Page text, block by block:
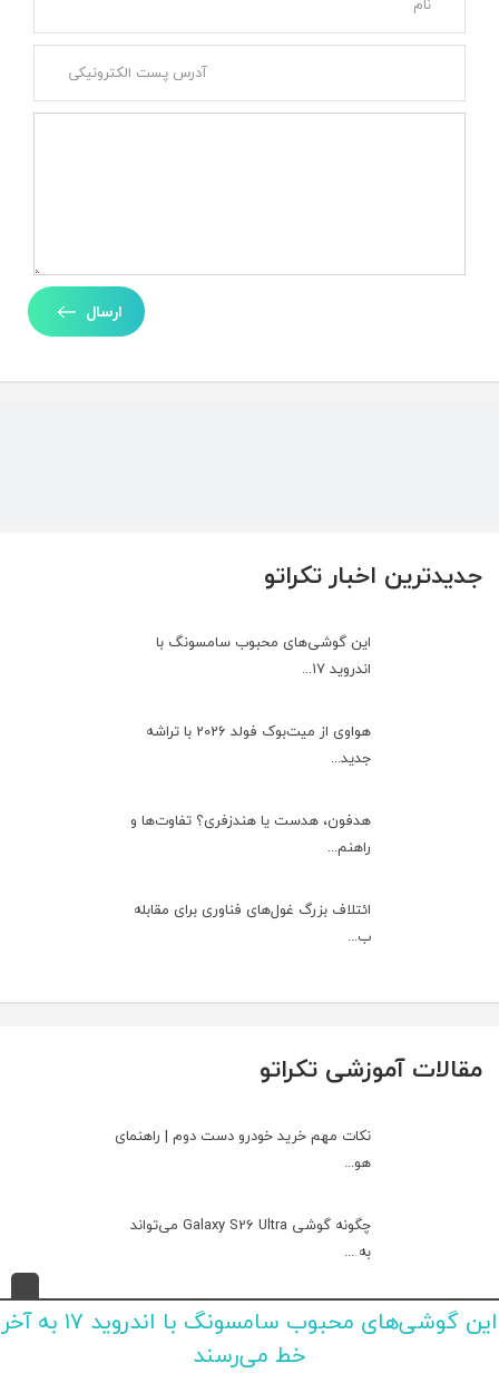
جدیدترین اخبار تکراتو
این گوشی‌های محبوب سامسونگ با
اندروید ۱۷...
هواوی از میت‌بوک فولد 2026 با تراشه
جدید...
هدفون، هدست یا هندزفری؟ تفاوت‌ها و
راهنم...
ائتلاف بزرگ غول‌های فناوری برای مقابله
ب...
ارسال
مقالات آموزشی تکراتو
نکات مهم خرید خودرو دست دوم | راهنمای
هو...
چگونه گوشی Galaxy S26 Ultra می‌تواند
به ...
راهنمای جامع کولر گازی ۱۴۰۵؛ از انتخاب
ت...
این گوشی‌های محبوب سامسونگ با اندروید ۱۷ به آخر
خط می‌رسند